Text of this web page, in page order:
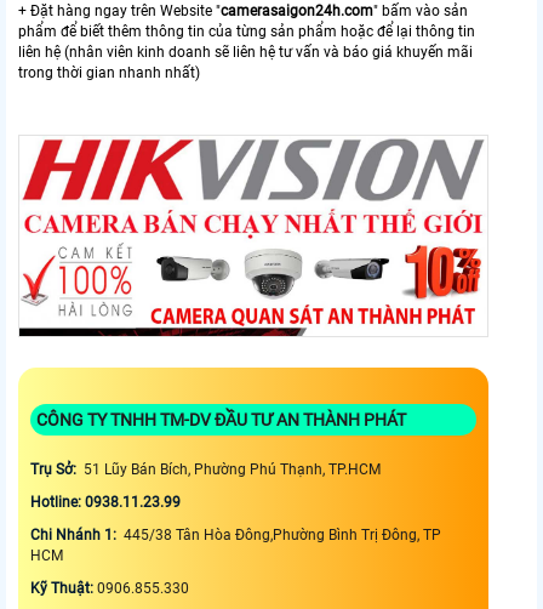
+ Đặt hàng ngay trên Website "camerasaigon24h.com" bấm vào sản
phẩm để biết thêm thông tin của từng sản phẩm hoặc để lại thông tin
liên hệ (nhân viên kinh doanh sẽ liên hệ tư vấn và báo giá khuyến mãi
trong thời gian nhanh nhất)
CÔNG TY TNHH TM-DV ĐẦU TƯ AN THÀNH PHÁT
Trụ Sở: 51 Lũy Bán Bích, Phường Phú Thạnh, TP.HCM
Hotline: 0938.11.23.99
Chi Nhánh 1: 445/38 Tân Hòa Đông,Phường Bình Trị Đông, TP
HCM
Kỹ Thuật: 0906.855.330